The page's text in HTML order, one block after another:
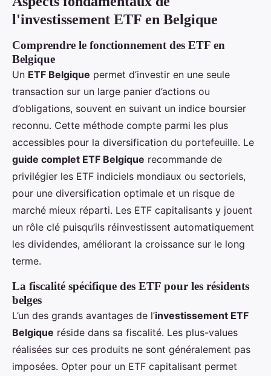
l'investissement ETF en Belgique
Comprendre le fonctionnement des ETF en
Belgique
Un ETF Belgique permet d’investir en une seule
transaction sur un large panier d’actions ou
d’obligations, souvent en suivant un indice boursier
reconnu. Cette méthode compte parmi les plus
accessibles pour la diversification du portefeuille. Le
guide complet ETF Belgique recommande de
privilégier les ETF indiciels mondiaux ou sectoriels,
pour une diversification optimale et un risque de
marché mieux réparti. Les ETF capitalisants y jouent
un rôle clé puisqu’ils réinvestissent automatiquement
les dividendes, améliorant la croissance sur le long
terme.
La fiscalité spécifique des ETF pour les résidents
belges
L’un des grands avantages de l’investissement ETF
Belgique réside dans sa fiscalité. Les plus-values
réalisées sur ces produits ne sont généralement pas
imposées. Opter pour un ETF capitalisant permet